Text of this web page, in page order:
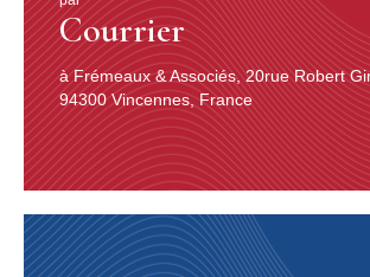
Courrier
à Frémeaux & Associés, 20rue Robert
94300 Vincennes, France